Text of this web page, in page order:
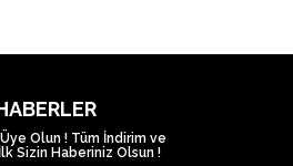
Olun ! Tüm İndirim ve
Sizin Haberiniz Olsun !